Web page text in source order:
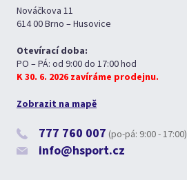
Nováčkova 11
614 00 Brno – Husovice
Otevírací doba:
PO – PÁ: od 9:00 do 17:00 hod
K 30. 6. 2026 zavíráme prodejnu.
Zobrazit na mapě
777 760 007 (po-pá: 9:00 - 17:00)
info@hsport.cz